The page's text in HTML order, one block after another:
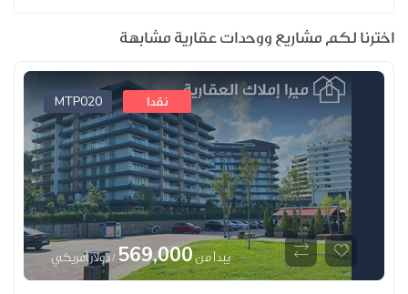
اخترنا لكم مشاريع ووحدات عقارية مشابهة
MTP020 نقدا
يبدأ من569,000 / دولار أمريكي